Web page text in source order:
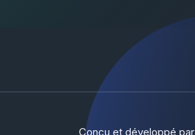
Conçu et développé par